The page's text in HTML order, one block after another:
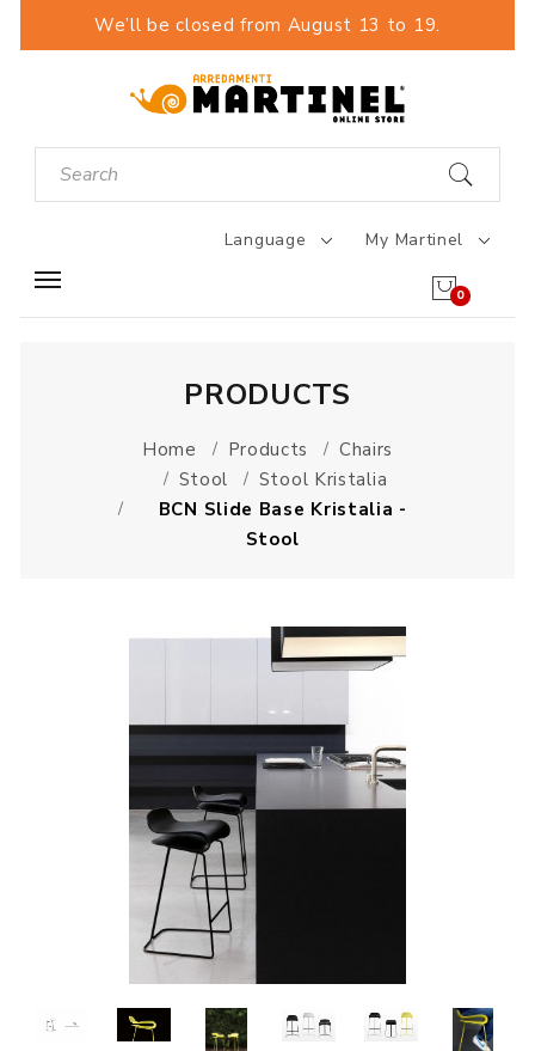
We’ll be closed from August 13 to 19.
Language My Martinel
0
PRODUCTS
Home Products
Chairs
Stool
Stool Kristalia
BCN Slide Base Kristalia -
Stool